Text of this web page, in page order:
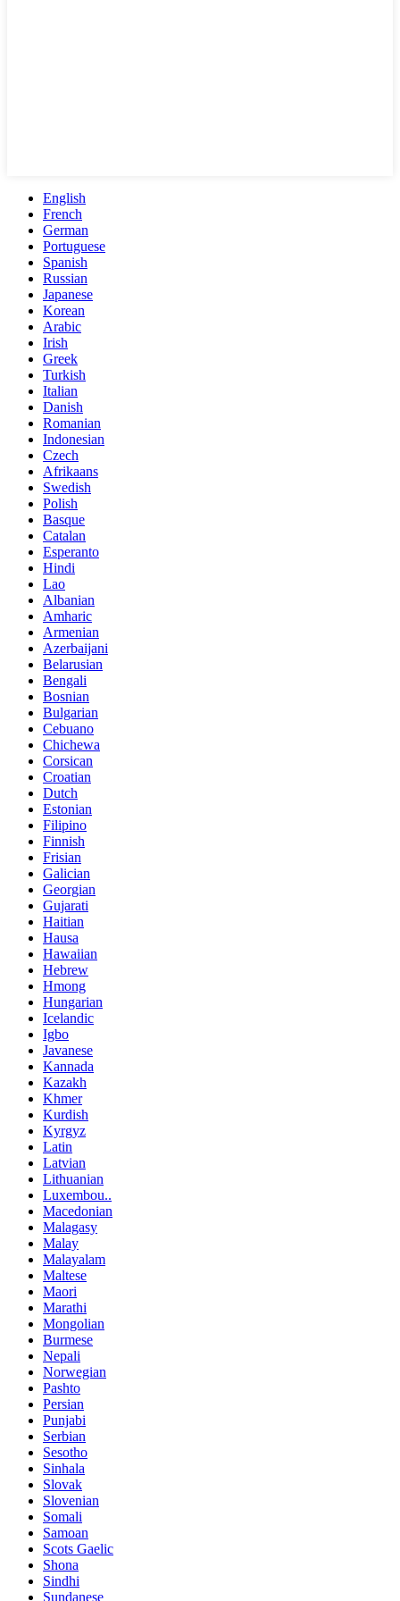
English
French
German
Portuguese
Spanish
Russian
Japanese
Korean
Arabic
Irish
Greek
Turkish
Italian
Danish
Romanian
Indonesian
Czech
Afrikaans
Swedish
Polish
Basque
Catalan
Esperanto
Hindi
Lao
Albanian
Amharic
Armenian
Azerbaijani
Belarusian
Bengali
Bosnian
Bulgarian
Cebuano
Chichewa
Corsican
Croatian
Dutch
Estonian
Filipino
Finnish
Frisian
Galician
Georgian
Gujarati
Haitian
Hausa
Hawaiian
Hebrew
Hmong
Hungarian
Icelandic
Igbo
Javanese
Kannada
Kazakh
Khmer
Kurdish
Kyrgyz
Latin
Latvian
Lithuanian
Luxembou..
Macedonian
Malagasy
Malay
Malayalam
Maltese
Maori
Marathi
Mongolian
Burmese
Nepali
Norwegian
Pashto
Persian
Punjabi
Serbian
Sesotho
Sinhala
Slovak
Slovenian
Somali
Samoan
Scots Gaelic
Shona
Sindhi
Sundanese